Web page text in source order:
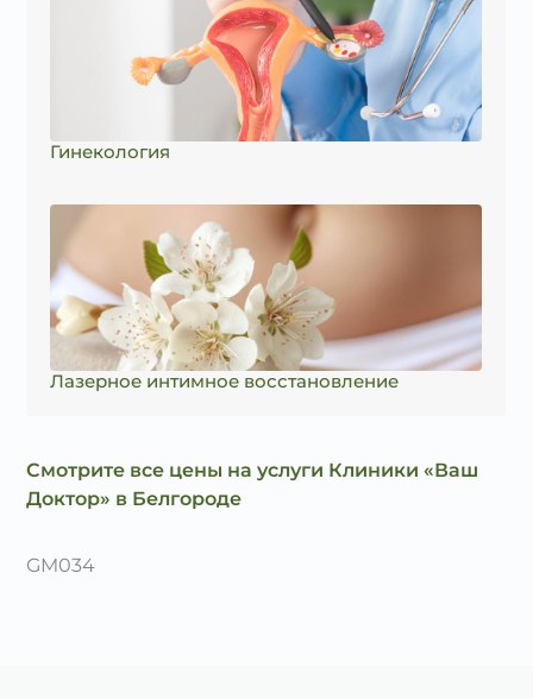
Гинекология
Лазерное интимное восстановление
Смотрите все цены на услуги Клиники «Ваш
Доктор» в Белгороде
GM034